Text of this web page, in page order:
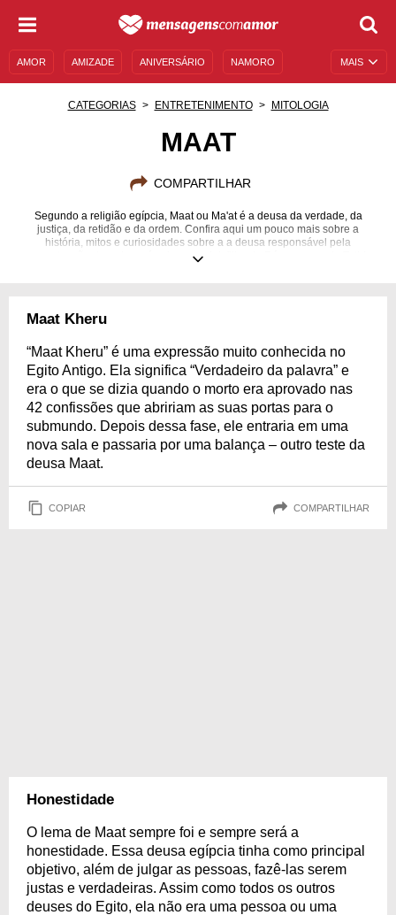
MAIS
AMOR AMIZADE ANIVERSÁRIO NAMORO
CATEGORIAS ENTRETENIMENTO MITOLOGIA
MAAT
COMPARTILHAR
Segundo a religião egípcia, Maat ou Ma'at é a deusa da verdade, da
justiça, da retidão e da ordem. Confira aqui um pouco mais sobre a
história, mitos e curiosidades sobre a a deusa responsável pela
manutenção da ordem cósmica e social, filha de Rá e esposa de Toth!
Maat Kheru
“Maat Kheru” é uma expressão muito conhecida no
Egito Antigo. Ela significa “Verdadeiro da palavra” e
era o que se dizia quando o morto era aprovado nas
42 confissões que abririam as suas portas para o
submundo. Depois dessa fase, ele entraria em uma
nova sala e passaria por uma balança – outro teste da
deusa Maat.
COPIAR COMPARTILHAR
Honestidade
O lema de Maat sempre foi e sempre será a
honestidade. Essa deusa egípcia tinha como principal
objetivo, além de julgar as pessoas, fazê-las serem
justas e verdadeiras. Assim como todos os outros
deuses do Egito, ela não era uma pessoa ou uma